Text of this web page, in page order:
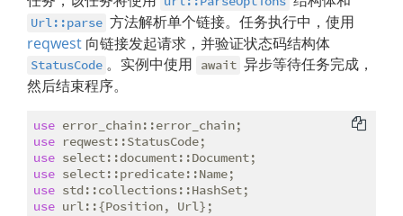
Url::parse 方法解析单个链接。任务执行中，使用
reqwest 向链接发起请求，并验证状态码结构体
StatusCode 。实例中使用 await 异步等待任务完成，
然后结束程序。
use
use
use
use
use
use url::{Position, Url};